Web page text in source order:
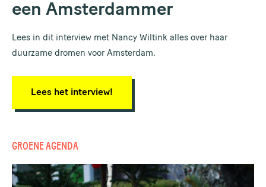
een Amsterdammer
Lees in dit interview met Nancy Wiltink alles over haar
duurzame dromen voor Amsterdam.
Lees het interview!
GROENE AGENDA